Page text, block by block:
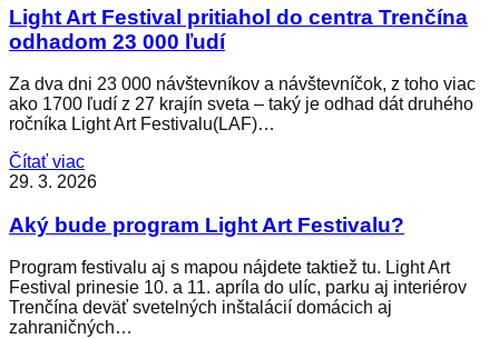
Light Art Festival pritiahol do centra Trenčína
odhadom 23 000 ľudí
Za dva dni 23 000 návštevníkov a návštevníčok, z toho viac
ako 1700 ľudí z 27 krajín sveta – taký je odhad dát druhého
ročníka Light Art Festivalu(LAF)…
Čítať viac
29. 3. 2026
Aký bude program Light Art Festivalu?
Program festivalu aj s mapou nájdete taktiež tu. Light Art
Festival prinesie 10. a 11. apríla do ulíc, parku aj interiérov
Trenčína deväť svetelných inštalácií domácich aj
zahraničných…